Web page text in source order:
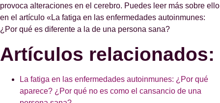
provoca alteraciones en el cerebro. Puedes leer más sobre ello
en el artículo «La fatiga en las enfermedades autoinmunes:
¿Por qué es diferente a la de una persona sana?
Artículos relacionados:
La fatiga en las enfermedades autoinmunes: ¿Por qué
aparece? ¿Por qué no es como el cansancio de una